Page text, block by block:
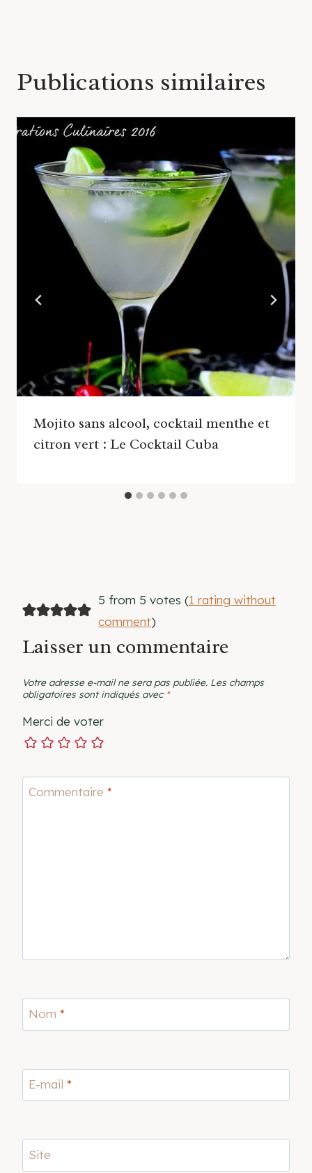
Publications similaires
Mojito sans alcool, cocktail menthe et
citron vert : Le Cocktail Cuba
5 from 5 votes (1 rating without
comment)
Laisser un commentaire
Votre adresse e-mail ne sera pas publiée. Les champs
obligatoires sont indiqués avec *
Merci de voter
Commentaire *
Nom *
E-mail *
Site